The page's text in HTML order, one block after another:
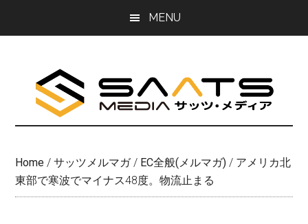
MENU
Home / サッツメルマガ / EC全般(メルマガ) / アメリカ北
東部で寒波でマイナス48度。物流止まる